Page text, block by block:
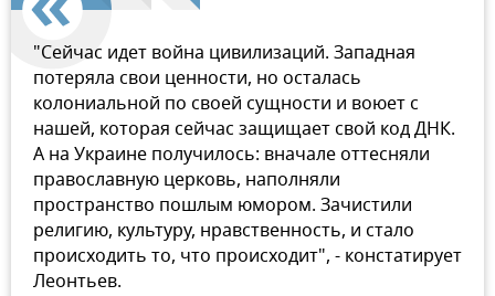
"Сейчас идет война цивилизаций. Западная
потеряла свои ценности, но осталась
колониальной по своей сущности и воюет с
нашей, которая сейчас защищает свой код ДНК.
А на Украине получилось: вначале оттесняли
православную церковь, наполняли
пространство пошлым юмором. Зачистили
религию, культуру, нравственность, и стало
происходить то, что происходит", - констатирует
Леонтьев.